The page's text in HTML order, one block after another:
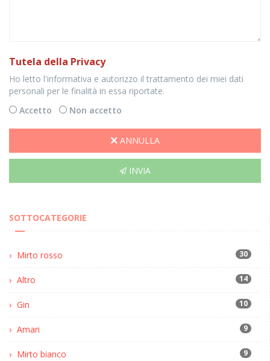
Tutela della Privacy
Ho letto l'informativa e autorizzo il trattamento dei miei dati
personali per le finalità in essa riportate.
Accetto
Non accetto
ANNULLA
INVIA
SOTTOCATEGORIE
Mirto rosso 30
Altro 14
Gin 10
Amari 9
Mirto bianco 9